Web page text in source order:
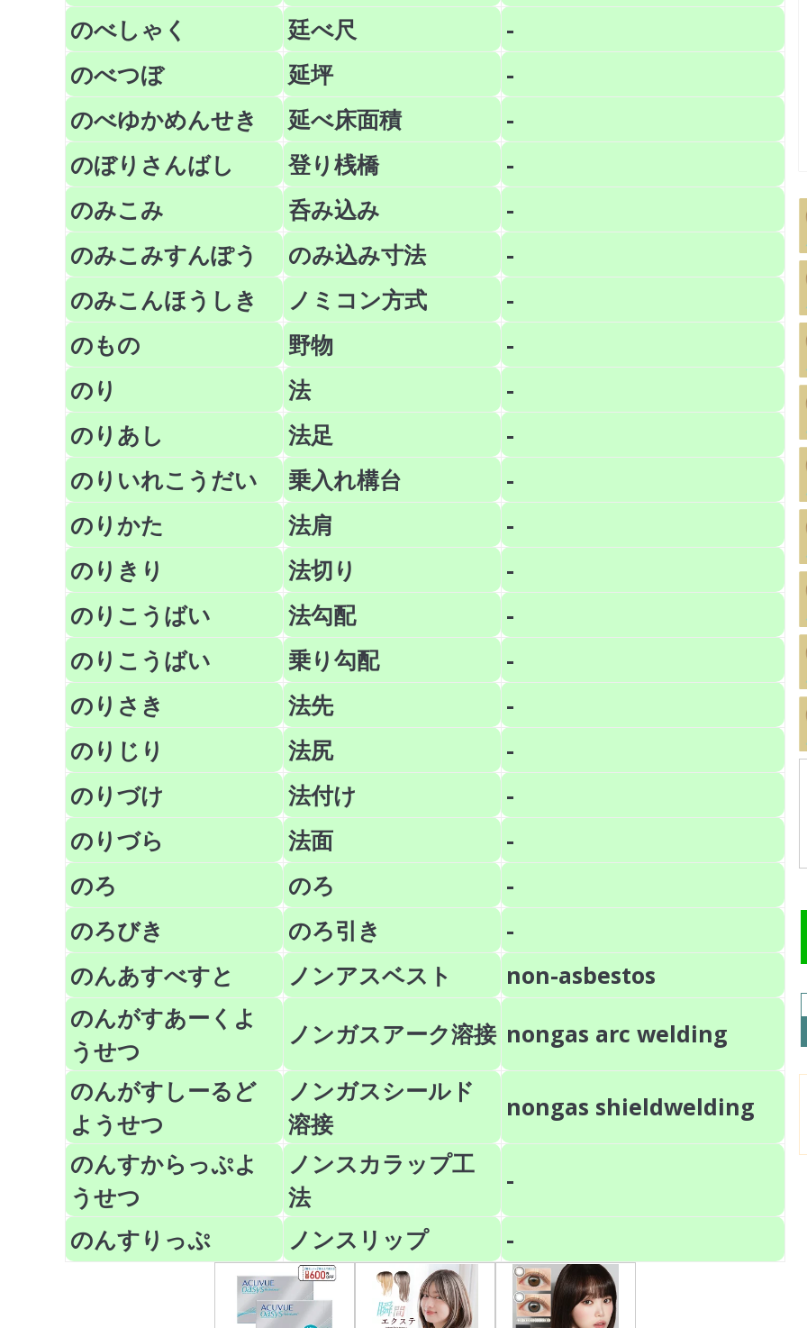
のべしゃく
廷べ尺
-
のべつぼ
延坪
-
のべゆかめんせき
延べ床面積
-
のぼりさんばし
登り桟橋
-
のみこみ
呑み込み
-
のみこみすんぽう
のみ込み寸法
-
のみこんほうしき
ノミコン方式
-
のもの
野物
-
のり
法
-
のりあし
法足
-
のりいれこうだい
乗入れ構台
-
のりかた
法肩
-
のりきり
法切り
-
のりこうばい
法勾配
-
のりこうばい
乗り勾配
-
のりさき
法先
-
のりじり
法尻
-
のりづけ
法付け
-
のりづら
法面
-
のろ
のろ
-
のろびき
のろ引き
-
のんあすべすと
ノンアスベスト
non-asbestos
のんがすあーくよ
うせつ
ノンガスアーク溶接 nongas arc welding
のんがすしーるど
ようせつ
ノンガスシールド
溶接
nongas shieldwelding
のんすからっぷよ
うせつ
ノンスカラップ工
法
-
のんすりっぷ
ノンスリップ -